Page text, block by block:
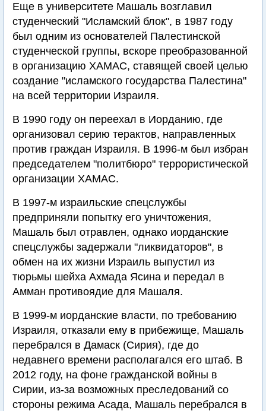
Еще в университете Машаль возглавил
студенческий "Исламский блок", в 1987 году
был одним из основателей Палестинской
студенческой группы, вскоре преобразованной
в организацию ХАМАС, ставящей своей целью
создание "исламского государства Палестина"
на всей территории Израиля.
В 1990 году он переехал в Иорданию, где
организовал серию терактов, направленных
против граждан Израиля. В 1996-м был избран
председателем "политбюро" террористической
организации ХАМАС.
В 1997-м израильские спецслужбы
предприняли попытку его уничтожения,
Машаль был отравлен, однако иорданские
спецслужбы задержали "ликвидаторов", в
обмен на их жизни Израиль выпустил из
тюрьмы шейха Ахмада Ясина и передал в
Амман противоядие для Машаля.
В 1999-м иорданские власти, по требованию
Израиля, отказали ему в прибежище, Машаль
перебрался в Дамаск (Сирия), где до
недавнего времени располагался его штаб. В
2012 году, на фоне гражданской войны в
Сирии, из-за возможных преследований со
стороны режима Асада, Машаль перебрался в